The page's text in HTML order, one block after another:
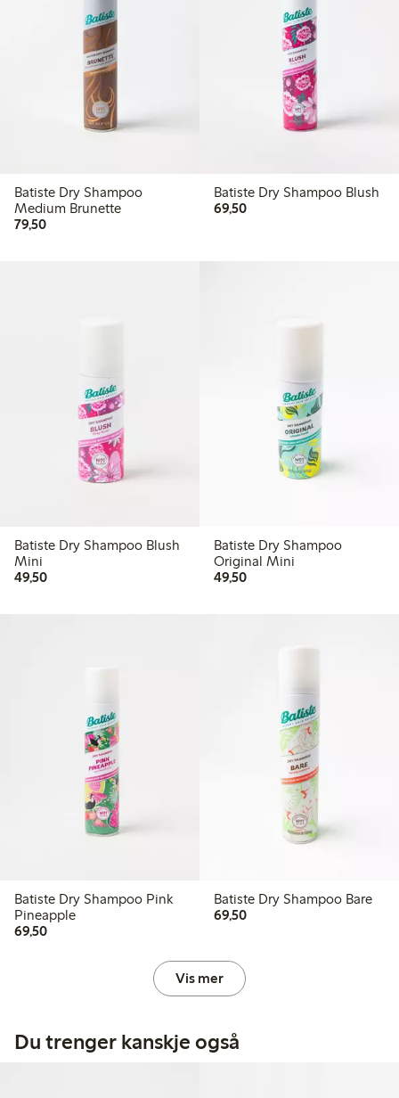
Batiste Dry Shampoo
Medium Brunette
79,5079,50 kr
Batiste Dry Shampoo Blush
69,5069,50 kr
Batiste Dry Shampoo Blush
Mini
49,5049,50 kr
Batiste Dry Shampoo
Original Mini
49,5049,50 kr
Batiste Dry Shampoo Pink
Pineapple
69,5069,50 kr
Batiste Dry Shampoo Bare
69,5069,50 kr
Vis mer
Du trenger kanskje også